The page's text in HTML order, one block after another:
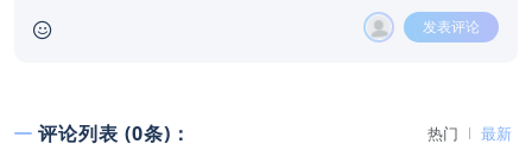
发表评论
评论列表 (0条)： 热门 最新